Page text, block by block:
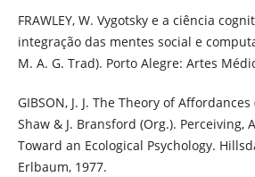
FRAWLEY, W. Vygotsky e a ciência
integração das mentes social e
M. A. G. Trad). Porto Alegre: Artes
GIBSON, J. J. The Theory of
Shaw & J. Bransford (Org.). Perceiving,
Toward an Ecological Psychology.
Erlbaum, 1977.